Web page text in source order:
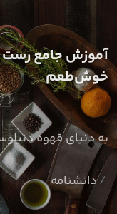
آموزش جامع رست
خوش‌طعم
به دنیای قهوه
دانشنامه